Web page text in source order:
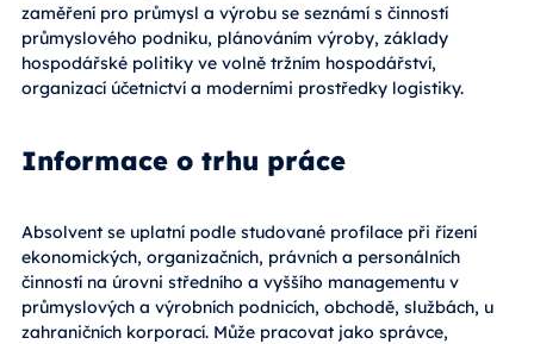
zaměření pro průmysl a výrobu se seznámí s činností
průmyslového podniku, plánováním výroby, základy
hospodářské politiky ve volně tržním hospodářství,
organizací účetnictví a moderními prostředky logistiky.
Informace o trhu práce
Absolvent se uplatní podle studované profilace při řízení
ekonomických, organizačních, právních a personálních
činností na úrovni středního a vyššího managementu v
průmyslových a výrobních podnicích, obchodě, službách, u
zahraničních korporací. Může pracovat jako správce,